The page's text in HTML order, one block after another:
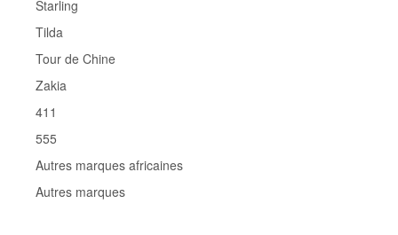
Starling
Tilda
Tour de Chine
Zakia
411
555
Autres marques africaines
Autres marques